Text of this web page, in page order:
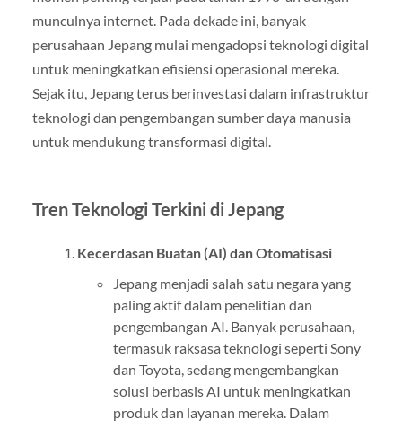
munculnya internet. Pada dekade ini, banyak
perusahaan Jepang mulai mengadopsi teknologi digital
untuk meningkatkan efisiensi operasional mereka.
Sejak itu, Jepang terus berinvestasi dalam infrastruktur
teknologi dan pengembangan sumber daya manusia
untuk mendukung transformasi digital.
Tren Teknologi Terkini di Jepang
Kecerdasan Buatan (AI) dan Otomatisasi
Jepang menjadi salah satu negara yang
paling aktif dalam penelitian dan
pengembangan AI. Banyak perusahaan,
termasuk raksasa teknologi seperti Sony
dan Toyota, sedang mengembangkan
solusi berbasis AI untuk meningkatkan
produk dan layanan mereka. Dalam